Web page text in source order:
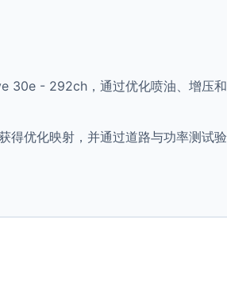
30e - 292ch，通过优化喷油、增压和
优化映射，并通过道路与功率测试验